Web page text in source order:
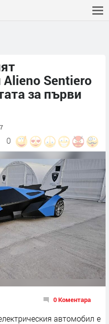
Sentiero
за първи
0
0 Коментара
автомобил е